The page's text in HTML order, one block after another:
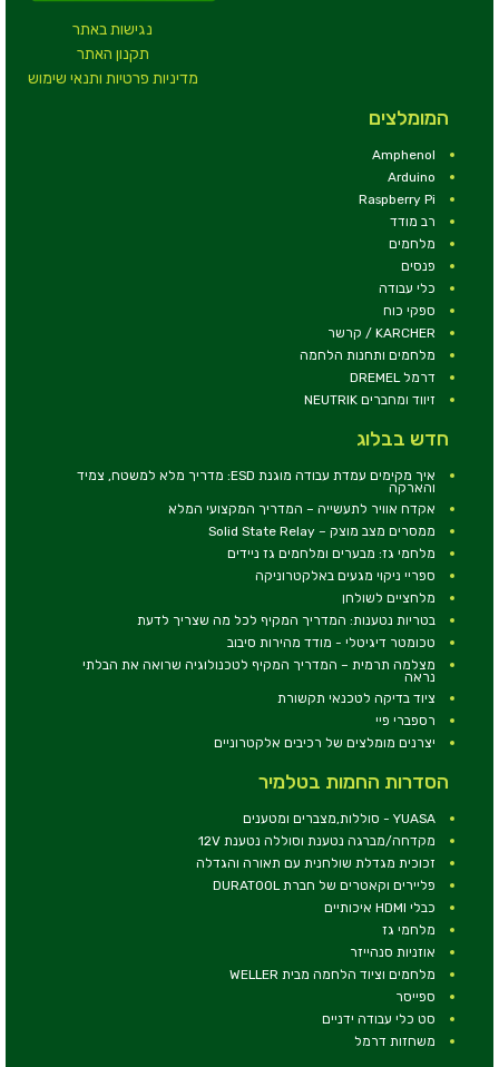
נגישות באתר
תקנון האתר
מדיניות פרטיות ותנאי שימוש
המומלצים
Amphenol
Arduino
Raspberry Pi
רב מודד
מלחמים
פנסים
כלי עבודה
ספקי כוח
KARCHER / קרשר
מלחמים ותחנות הלחמה
דרמל DREMEL
זיווד ומחברים NEUTRIK
חדש בבלוג
איך מקימים עמדת עבודה מוגנת ESD: מדריך מלא למשטח, צמיד
והארקה
אקדח אוויר לתעשייה – המדריך המקצועי המלא
ממסרים מצב מוצק – Solid State Relay
מלחמי גז: מבערים ומלחמים גז ניידים
ספריי ניקוי מגעים באלקטרוניקה
מלחציים לשולחן
בטריות נטענות: המדריך המקיף לכל מה שצריך לדעת
טכומטר דיגיטלי - מודד מהירות סיבוב
מצלמה תרמית – המדריך המקיף לטכנולוגיה שרואה את הבלתי
נראה
ציוד בדיקה לטכנאי תקשורת
רספברי פיי
יצרנים מומלצים של רכיבים אלקטרוניים
הסדרות החמות בטלמיר
YUASA - סוללות,מצברים ומטענים
מקדחה/מברגה נטענת וסוללה נטענת 12V
זכוכית מגדלת שולחנית עם תאורה והגדלה
פליירים וקאטרים של חברת DURATOOL
כבלי HDMI איכותיים
מלחמי גז
אוזניות סנהייזר
מלחמים וציוד הלחמה מבית WELLER
ספייסר
סט כלי עבודה ידניים
משחזות דרמל